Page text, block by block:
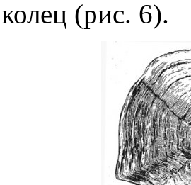
(рис. 6).